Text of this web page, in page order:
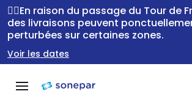
Passer à la
navigation
Passer
au
contenu
🚴‍♂️En raison du passage du Tour de
des livraisons peuvent
perturbées sur certaines zones.
Voir les dates